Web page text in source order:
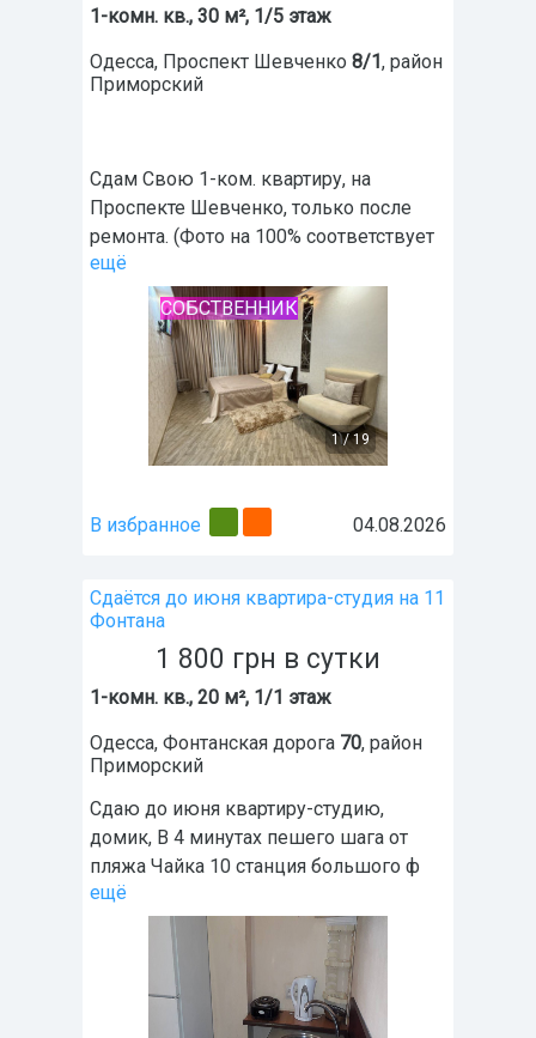
1-комн. кв., 30 м², 1/5 этаж
Одесса, Проспект Шевченко 8/1, район
Приморский
Сдам Свою 1-ком. квартиру, на
Проспекте Шевченко, только после
ремонта. (Фото на 100% соответствует
ещё
1/19
СОБСТВЕННИК
В избранное 04.08.2026
Сдаётся до июня квартира-студия на 11
Фонтана
1 800 грн в сутки
1-комн. кв., 20 м², 1/1 этаж
Одесса, Фонтанская дорога 70, район
Приморский
Сдаю до июня квартиру-студию,
домик, В 4 минутах пешего шага от
пляжа Чайка 10 станция большого ф
ещё